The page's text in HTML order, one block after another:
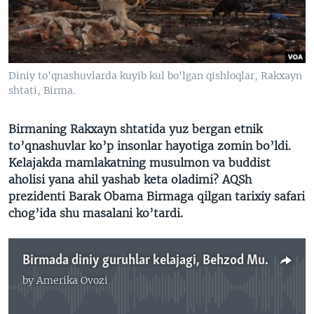
VIDEO
XABARLAR SURATLARDA
ODNOKLASSNIKI
TELEGRAM
TWITTER
SOUNDCLOUD
VOA
Diniy to'qnashuvlarda kuyib kul bo'lgan qishloqlar, Rakxayn
shtati, Birma.
Birmaning Rakxayn shtatida yuz bergan etnik
to’qnashuvlar ko’p insonlar hayotiga zomin bo’ldi.
Kelajakda mamlakatning musulmon va buddist
aholisi yana ahil yashab keta oladimi? AQSh
prezidenti Barak Obama Birmaga qilgan tarixiy safari
chog’ida shu masalani ko’tardi.
Birmada diniy guruhlar kelajagi, Behzod Muhammadiy
by Amerika Ovozi
No media source currently available